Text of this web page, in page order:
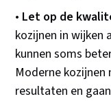
• Let op de
kozijnen in wijken
kunnen soms
Moderne
resultaten en